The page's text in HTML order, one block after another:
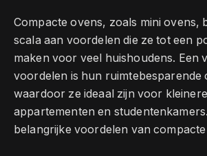
Compacte ovens, zoals mini ovens,
scala aan voordelen die ze tot een
maken voor veel huishoudens. Een
voordelen is hun ruimtebesparende
waardoor ze ideaal zijn voor
appartementen en
belangrijke voordelen van